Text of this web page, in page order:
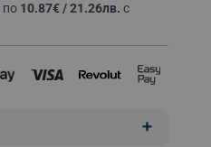
по 10.87€ / 21.26лв. с